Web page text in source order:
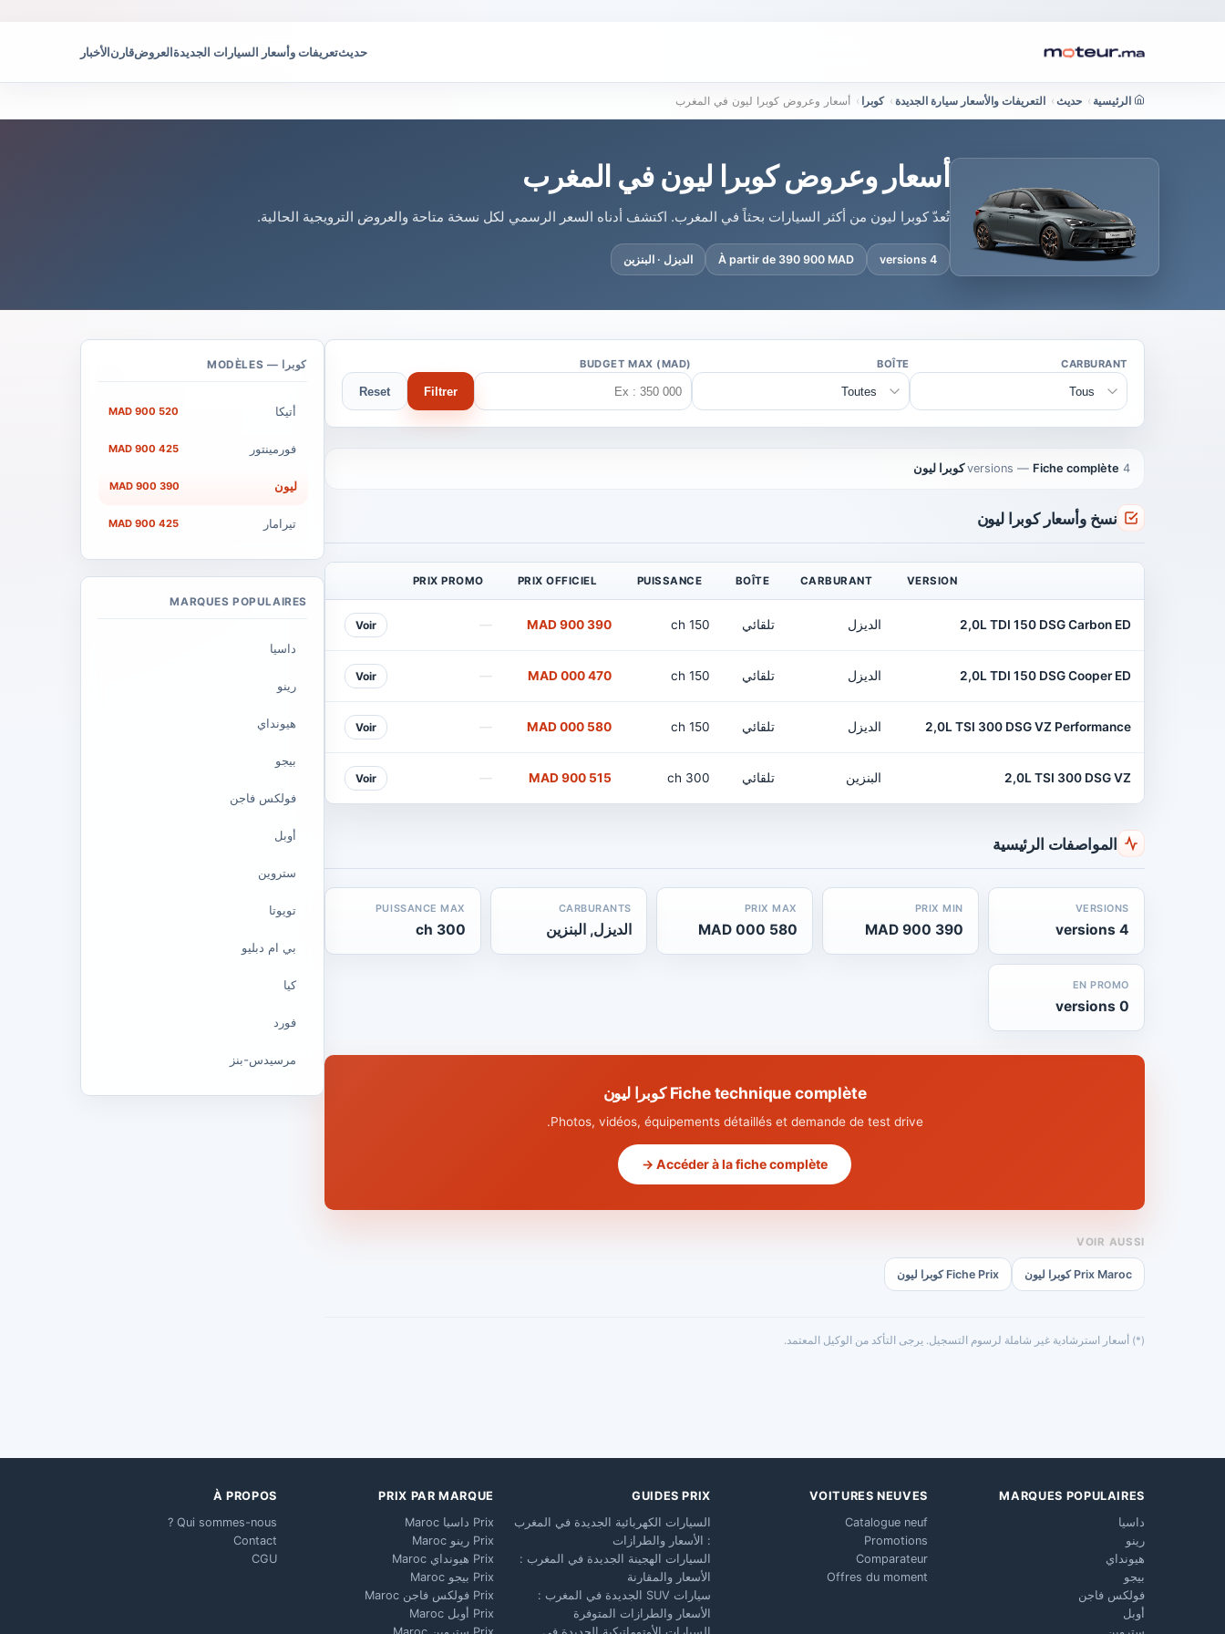
حديثتعريفات وأسعار السيارات الجديدةالعروضقارنالأخبار
الرئيسية › حديث › التعريفات والأسعار سيارة الجديدة › كوبرا › أسعار وعروض كوبرا ليون في المغرب
أسعار وعروض كوبرا ليون في المغرب
تُعدّ كوبرا ليون من أكثر السيارات بحثاً في المغرب. اكتشف أدناه السعر الرسمي لكل نسخة متاحة والعروض الترويجية الحالية.
4 versions
À partir de 390 900 MAD الديزل · البنزين
CARBURANT
BOÎTE
BUDGET MAX (MAD)
Filtrer
Reset
4 versions
— Fiche complète كوبرا ليون
نسخ وأسعار كوبرا ليون
VERSION
CARBURANT
BOÎTE
PUISSANCE
PRIX OFFICIEL
PRIX PROMO
2,0L TDI 150 DSG Carbon ED الديزل تلقائي 150 ch
390 900 MAD
—
Voir
2,0L TDI 150 DSG Cooper ED الديزل تلقائي 150 ch
470 000 MAD
—
Voir
2,0L TSI 300 DSG VZ Performance الديزل تلقائي 150 ch
580 000 MAD
—
Voir
2,0L TSI 300 DSG VZ البنزين تلقائي 300 ch
515 900 MAD
—
Voir
المواصفات الرئيسية
VERSIONS
4 versions
PRIX MIN
390 900 MAD
PRIX MAX
580 000 MAD
CARBURANTS
الديزل, البنزين
PUISSANCE MAX
300 ch
EN PROMO
0 versions
Fiche technique complète كوبرا ليون
Photos, vidéos, équipements détaillés et demande de test drive.
Accéder à la fiche complète →
VOIR AUSSI
Prix Maroc كوبرا ليون Fiche Prix كوبرا ليون
(*) أسعار استرشادية غير شاملة لرسوم التسجيل. يرجى التأكد من الوكيل المعتمد.
كوبرا — MODÈLES
أتيكا 520 900 MAD
فورمينتور 425 900 MAD
ليون 390 900 MAD
تيرامار 425 900 MAD
MARQUES POPULAIRES
داسيا
رينو
هيونداي
بيجو
فولكس فاجن
أوبل
ستروين
تويوتا
بي ام دبليو
كيا
فورد
مرسيدس-بنز
MARQUES POPULAIRES
داسيا
رينو
هيونداي
بيجو
فولكس فاجن
أوبل
VOITURES NEUVES
Catalogue neuf
Promotions
Comparateur
Offres du moment
GUIDES PRIX
السيارات الكهربائية الجديدة في المغرب
: الأسعار والطرازات
السيارات الهجينة الجديدة في المغرب :
الأسعار والمقارنة
سيارات SUV الجديدة في المغرب :
الأسعار والطرازات المتوفرة
PRIX PAR MARQUE
Prix داسيا Maroc
Prix رينو Maroc
Prix هيونداي Maroc
Prix بيجو Maroc
Prix فولكس فاجن Maroc
Prix أوبل Maroc
À PROPOS
Qui sommes-nous ?
Contact
CGU